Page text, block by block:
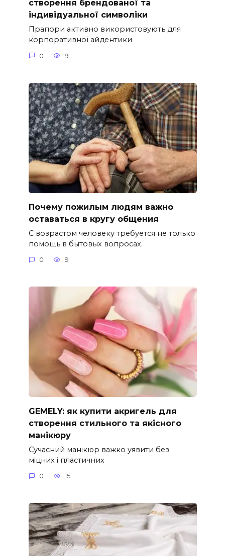
створення брендованої та
індивідуальної символіки
Прапори активно використовують для
корпоративної айдентики
0 9
Почему пожилым людям важно
оставаться в кругу общения
С возрастом человеку требуется не только
помощь в бытовых вопросах.
0 9
GEMELY: як купити акригель для
створення стильного та якісного
манікюру
Сучасний манікюр важко уявити без
міцних і пластичних
0 15